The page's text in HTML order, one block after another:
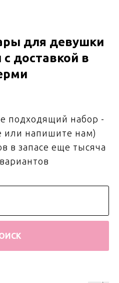
для девушки
доставкой в
подходящий набор -
или напишите нам)
в запасе еще тысяча